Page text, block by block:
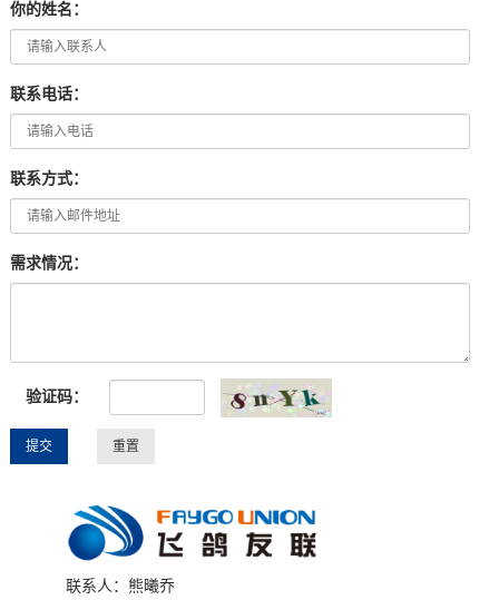
你的姓名：
联系电话：
联系方式：
需求情况：
验证码：
联系人：熊曦乔